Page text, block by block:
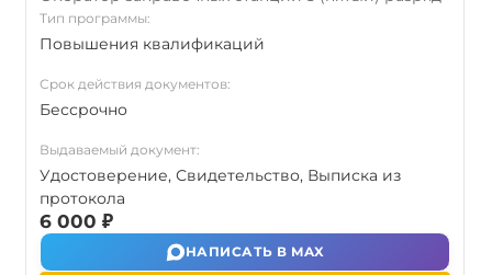
Тип программы:
Повышения квалификаций
Срок действия документов:
Бессрочно
Выдаваемый документ:
Удостоверение, Свидетельство, Выписка из
протокола
6 000 ₽
НАПИСАТЬ В MAX